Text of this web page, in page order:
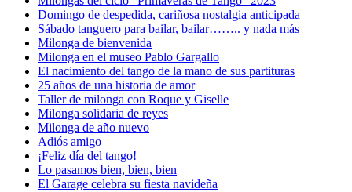
Domingo de despedida, cariñosa nostalgia anticipada
Sábado tanguero para bailar, bailar…….. y nada más
Milonga de bienvenida
Milonga en el museo Pablo Gargallo
El nacimiento del tango de la mano de sus partituras
25 años de una historia de amor
Taller de milonga con Roque y Giselle
Milonga solidaria de reyes
Milonga de año nuevo
Adiós amigo
¡Feliz día del tango!
Lo pasamos bien, bien, bien
El Garage celebra su fiesta navideña